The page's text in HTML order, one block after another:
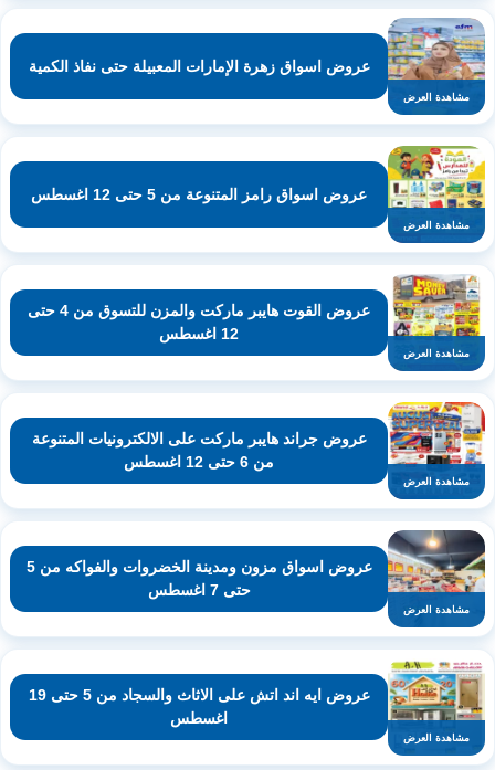
مشاهدة العرض
عروض اسواق زهرة الإمارات المعبيلة حتى نفاذ الكمية
مشاهدة العرض
عروض اسواق رامز المتنوعة من 5 حتى 12 اغسطس
مشاهدة العرض
عروض القوت هايبر ماركت والمزن للتسوق من 4 حتى
12 اغسطس
مشاهدة العرض
عروض جراند هايبر ماركت على الالكترونيات المتنوعة
من 6 حتى 12 اغسطس
مشاهدة العرض
عروض اسواق مزون ومدينة الخضروات والفواكه من 5
حتى 7 اغسطس
مشاهدة العرض
عروض ايه اند اتش على الاثاث والسجاد من 5 حتى 19
اغسطس